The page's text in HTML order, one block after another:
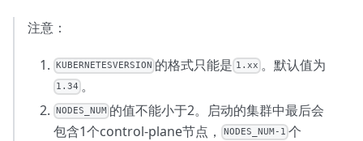
注意：
KUBERNETESVERSION 的格式只能是 1.xx 。默认值为
1.34 。
NODES_NUM 的值不能小于2。启动的集群中最后会
包含1个control-plane节点，
NODES_NUM-1 个